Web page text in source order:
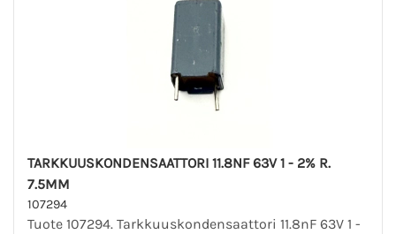
TARKKUUSKONDENSAATTORI 11.8NF 63V 1 - 2% R.
7.5MM
107294
Tuote 107294. Tarkkuuskondensaattori 11.8nF 63V 1 -